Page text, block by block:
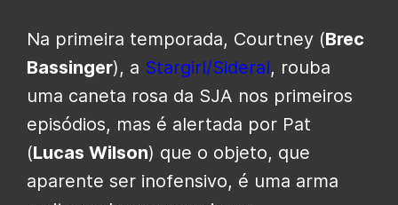
Na primeira temporada, Courtney (Brec
Bassinger), a Stargirl/Sideral, rouba
uma caneta rosa da SJA nos primeiros
episódios, mas é alertada por Pat
(Lucas Wilson) que o objeto, que
aparente ser inofensivo, é uma arma